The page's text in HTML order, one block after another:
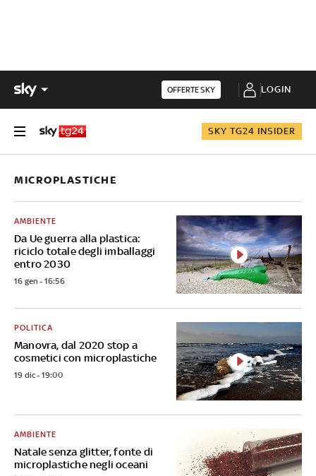
OFFERTE SKY LOGIN
SKY TG24 INSIDER
MICROPLASTICHE
Da Ue guerra alla plastica:
riciclo totale degli imballaggi
entro 2030
AMBIENTE
16 gen - 16:56
Manovra, dal 2020 stop a
cosmetici con microplastiche
POLITICA
19 dic - 19:00
Natale senza glitter, fonte di
microplastiche negli oceani
AMBIENTE